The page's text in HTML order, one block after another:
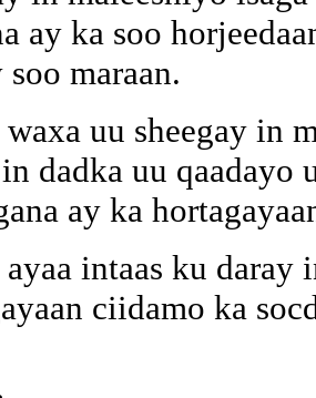
ay ka soo
maraan.
uu sheegay in
dadka uu
ay ka
intaas ku daray
ciidamo ka